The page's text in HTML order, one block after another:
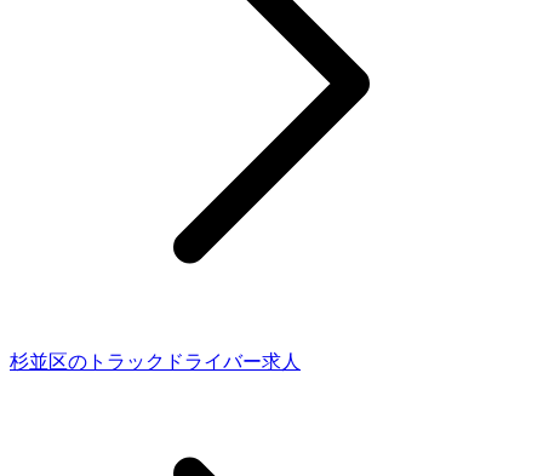
杉並区のトラックドライバー求人